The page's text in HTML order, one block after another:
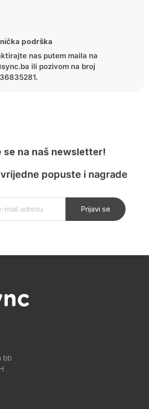
podrška
nas putem maila na
ili pozivom na broj
se na naš newsletter!
vrijedne popuste i nagrade
Prijavi se
bb